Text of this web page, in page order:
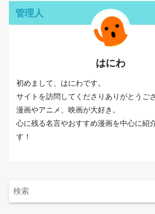
管理人
はにわ
初めまして、はにわです。
サイトを訪問してくださりありがとうご
漫画やアニメ、映画が大好き。
心に残る名言やおすすめ漫画を中心に紹
す！